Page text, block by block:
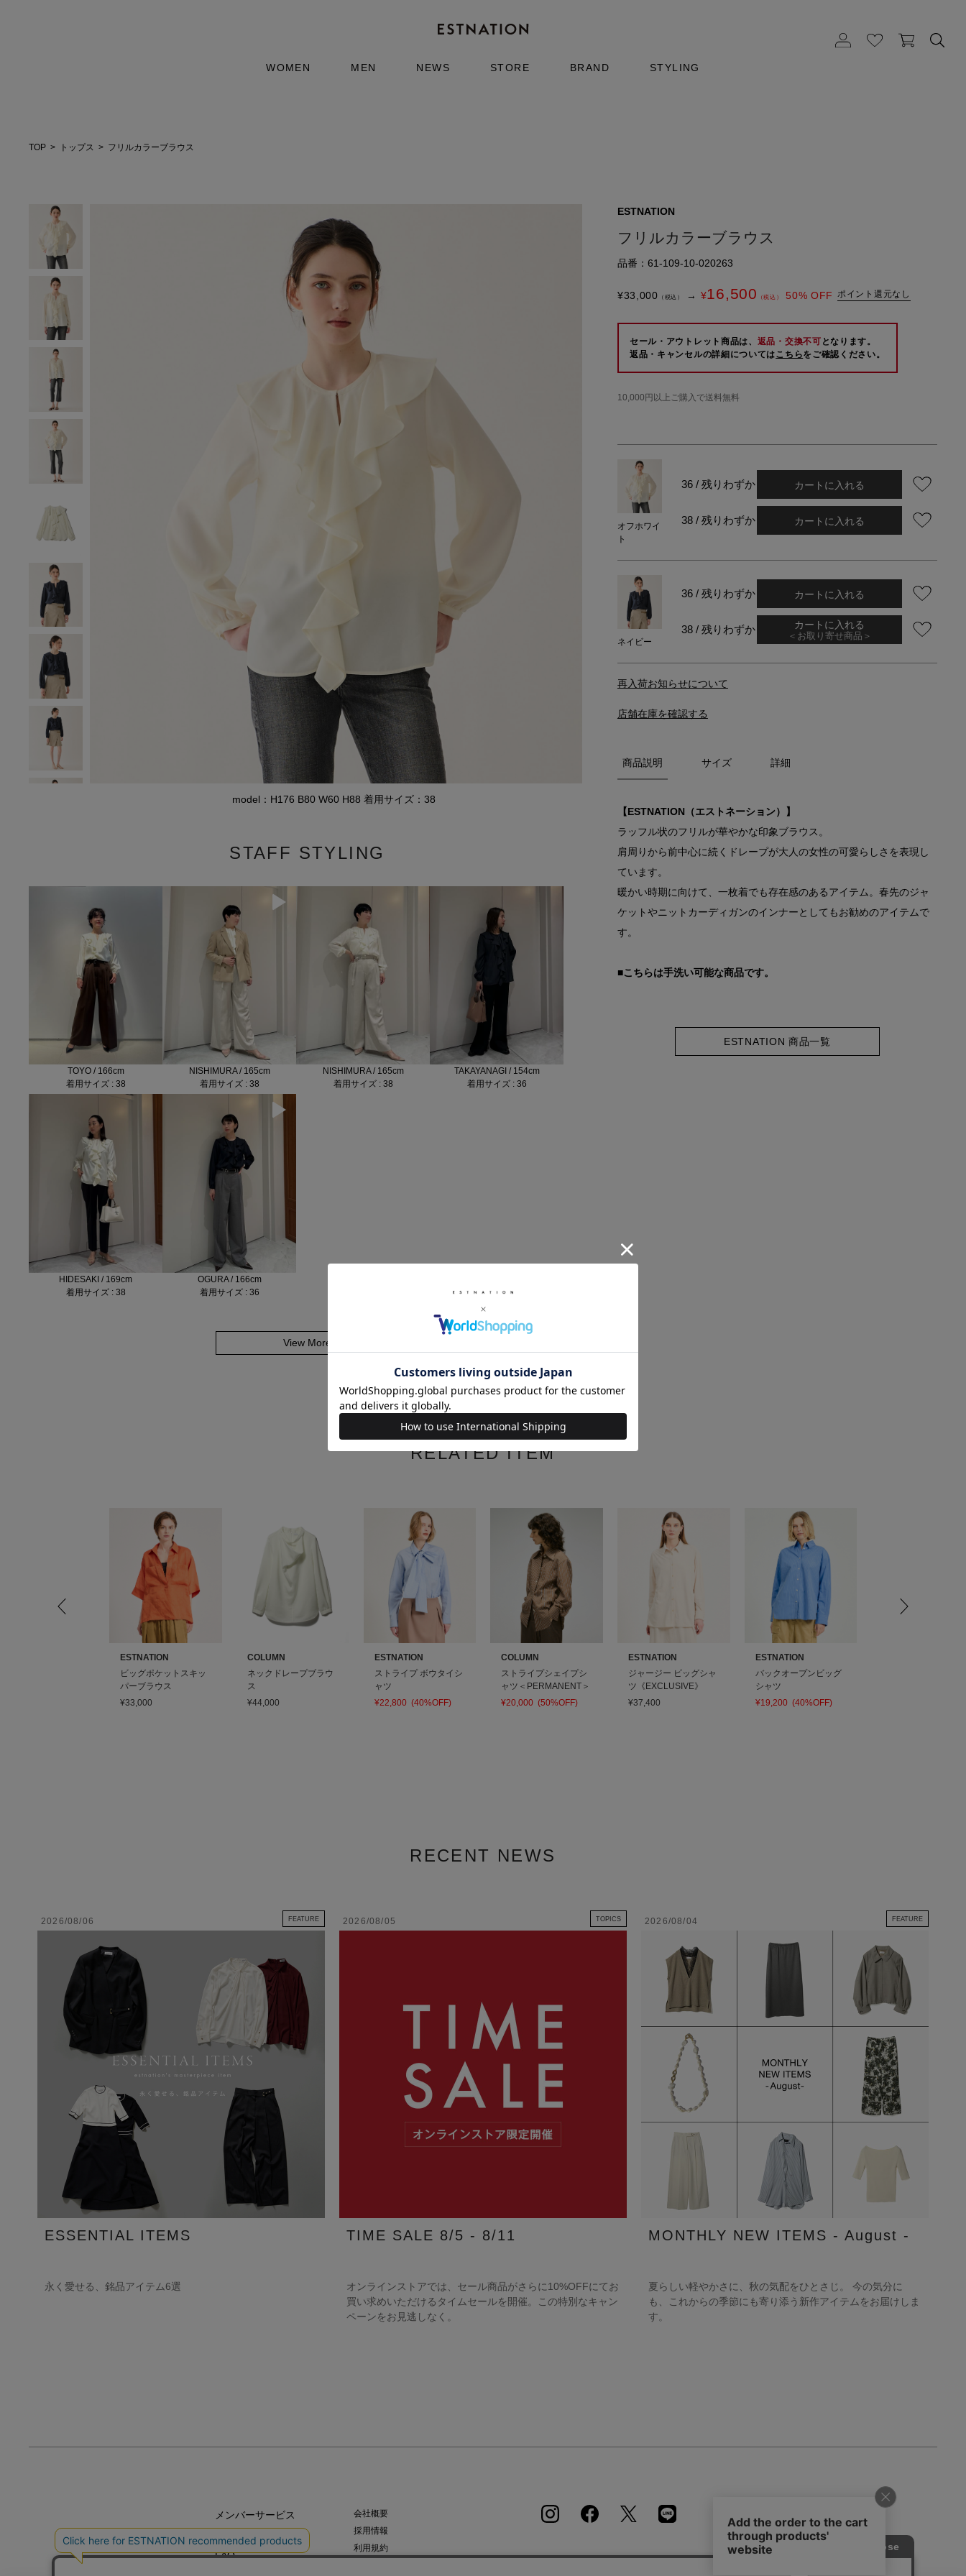
WOMEN MEN NEWS STORE BRAND STYLING
TOP トップス フリルカラーブラウス
model：H176 B80 W60 H88 着用サイズ：38
STAFF STYLING
TOYO / 166cm
着用サイズ : 38
NISHIMURA / 165cm
着用サイズ : 38
NISHIMURA / 165cm
着用サイズ : 38
TAKAYANAGI / 154cm
着用サイズ : 36
HIDESAKI / 169cm
着用サイズ : 38
OGURA / 166cm
着用サイズ : 36
View More
ESTNATION
フリルカラーブラウス
品番：61-109-10-020263
¥33,000 （税込） → ¥16,500 （税込） 50% OFF ポイント還元なし
セール・アウトレット商品は、 返品・交換不可 となります。
返品・キャンセルの詳細についてはこちらをご確認ください。
10,000円以上ご購入で送料無料
オフホワイ
ト
36 / 残りわずか カートに入れる
38 / 残りわずか カートに入れる
ネイビー
36 / 残りわずか カートに入れる
38 / 残りわずか カートに入れる
＜お取り寄せ商品＞
再入荷お知らせについて
店舗在庫を確認する
商品説明 サイズ 詳細
【ESTNATION（エストネーション）】
ラッフル状のフリルが華やかな印象ブラウス。
肩周りから前中心に続くドレープが大人の女性の可愛らしさを表現し
ています。
暖かい時期に向けて、一枚着でも存在感のあるアイテム。春先のジャ
ケットやニットカーディガンのインナーとしてもお勧めのアイテムで
す。
■こちらは手洗い可能な商品です。
ESTNATION 商品一覧
RELATED ITEM
ESTNATION
ビッグポケットスキッ
パーブラウス
¥33,000
COLUMN
ネックドレープブラウ
ス
¥44,000
ESTNATION
ストライプ ボウタイシ
ャツ
¥22,800 (40%OFF)
COLUMN
ストライプシェイプシ
ャツ＜PERMANENT＞
¥20,000 (50%OFF)
ESTNATION
ジャージー ビッグシャ
ツ《EXCLUSIVE》
¥37,400
ESTNATION
バックオープンビッグ
シャツ
¥19,200 (40%OFF)
RECENT NEWS
2026/08/06 FEATURE
ESSENTIAL ITEMS
永く愛せる、銘品アイテム6選
2026/08/05 TOPICS
TIME SALE 8/5 - 8/11
オンラインストアでは、セール商品がさらに10%OFFにてお
買い求めいただけるタイムセールを開催。この特別なキャン
ペーンをお見逃しなく。
2026/08/04 FEATURE
MONTHLY NEW ITEMS - August -
夏らしい軽やかさに、秋の気配をひとさじ。 今の気分に
も、これからの季節にも寄り添う新作アイテムをお届けしま
す。
メンバーサービス
FAQ
会社概要
採用情報
利用規約